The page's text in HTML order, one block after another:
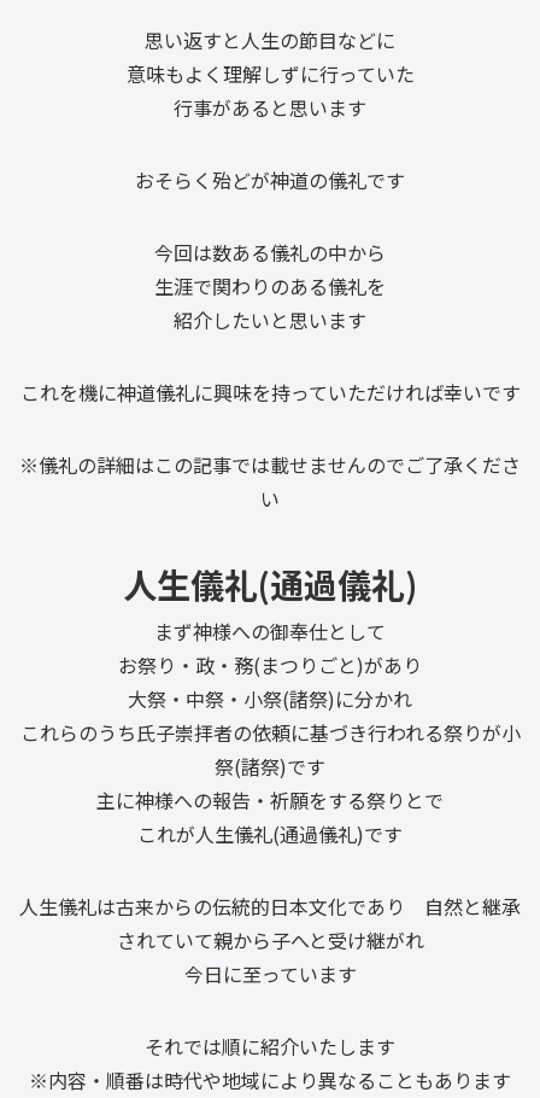
思い返すと人生の節目などに
意味もよく理解しずに行っていた
行事があると思います
おそらく殆どが神道の儀礼です
今回は数ある儀礼の中から
生涯で関わりのある儀礼を
紹介したいと思います
これを機に神道儀礼に興味を持っていただければ幸いです
※儀礼の詳細はこの記事では載せませんのでご了承くださ
い
人生儀礼(通過儀礼)
まず神様への御奉仕として
お祭り・政・務(まつりごと)があり
大祭・中祭・小祭(諸祭)に分かれ
これらのうち氏子崇拝者の依頼に基づき行われる祭りが小
祭(諸祭)です
主に神様への報告・祈願をする祭りとで
これが人生儀礼(通過儀礼)です
人生儀礼は古来からの伝統的日本文化であり 自然と継承
されていて親から子へと受け継がれ
今日に至っています
それでは順に紹介いたします
※内容・順番は時代や地域により異なることもあります